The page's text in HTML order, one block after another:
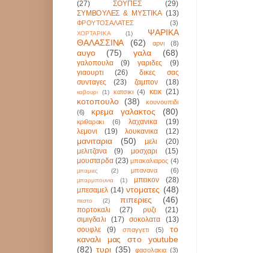
(27)
ΣΟΥΠΕΣ
(29)
ΣΥΜΒΟΥΛΕΣ & ΜΥΣΤΙΚΑ (13)
ΦΡΟΥΤΟΣΑΛΑΤΕΣ (3)
ΧΟΡΤΑΡΙΚΑ (1)
ΨΑΡΙΚΑ
ΘΑΛΑΣΣΙΝΑ
(62) αρνι (8)
αυγο (75) γαλα (68)
γαλοπουλα (9) γαριδες
(9)
γιαουρτι
(26)
δικες σας
συνταγες
(23) ζαμπον (18)
καβουρι (1) κατσικι (4) κεικ (21)
κοτοπουλο (38)
κουνουπιδι
(6)
κρεμα γαλακτος (80)
κριθαρακι (6) λαχανικα
(19)
λεμονι
(19) λουκανικα (12)
μανιταρια (50) μελι
(20)
μελιτζανα
(9) μοσχαρι
(15)
μουσταρδα (23) μπακαλιαρος (4)
μπαμιες (2) μπανανα (6)
μπαρμπουνια (1) μπεικον
(28)
μπεσαμελ (14) ντοματες (48)
πεστο (2) πιπεριες (46)
πορτοκαλι (27) ρυζι
(21)
σιμιγδαλι
(17) σοκολατα
(13)
σουφλε
(9) σπαγγετι (5)
το
καναλι μας στο youtube
(82) τυρι (35) φασολακια (3)